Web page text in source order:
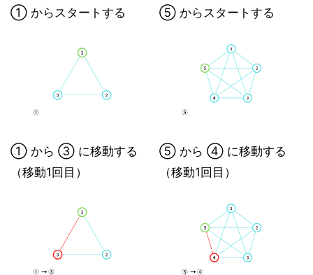
① からスタートする
① から ③ に移動する
（移動1回目）
⑤ からスタートする
⑤ から ④ に移動する
（移動1回目）